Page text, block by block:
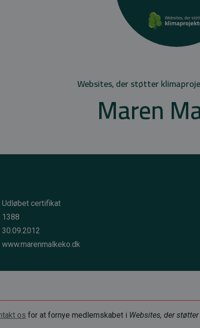
Websites, der støtter
Maren
Udløbet certifikat
1388
30.09.2012
www.marenmalkeko.dk
os for at fornye medlemskabet i Websites, der